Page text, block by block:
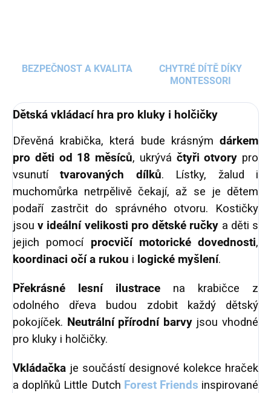
BEZPEČNOST A KVALITA
CHYTRÉ DÍTĚ DÍKY
MONTESSORI
Dětská vkládací hra pro kluky i holčičky
Dřevěná krabička, která bude krásným dárkem
pro děti od 18 měsíců, ukrývá čtyři otvory pro
vsunutítvarovaných dílků. Lístky, žalud i
muchomůrka netrpělivě čekají, až se je dětem
podaří zastrčit do správného otvoru. Kostičky
jsouv ideální velikosti pro dětské ručky a děti s
jejich pomocí procvičí motorické dovednosti,
koordinaci očí a rukou i logické myšlení.
Překrásné lesní ilustrace na krabičce z
odolného dřeva budou zdobit každý dětský
pokojíček. Neutrální přírodní barvyjsou vhodné
pro kluky i holčičky.
Vkládačka je součástí designové kolekce hraček
a doplňků Little Dutch Forest Friends inspirované